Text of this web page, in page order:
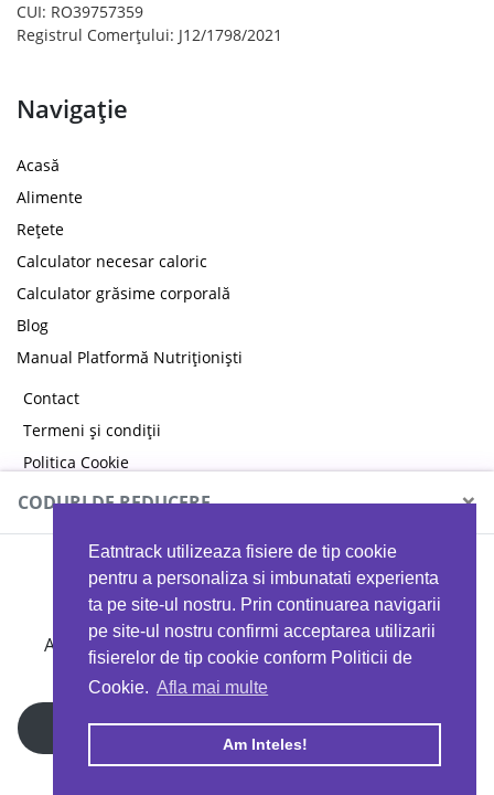
Eatntrack utilizeaza fisiere de tip cookie
pentru a personaliza si imbunatati experienta
ta pe site-ul nostru. Prin continuarea navigarii
pe site-ul nostru confirmi acceptarea utilizarii
fisierelor de tip cookie conform Politicii de
Cookie. Afla mai multe
Am Inteles!
CUI: RO39757359
Registrul Comerțului: J12/1798/2021
Navigație
Acasă
Alimente
Rețete
Calculator necesar caloric
Calculator grăsime corporală
Blog
Manual Platformă Nutriționiști
Contact
Termeni și condiții
Politica Cookie
Politica de confidențialitate
Copyright © 2026 EAT & TRACK S.R.L
CODURI DE REDUCERE ×
MYPROTEIN
Ai 40%reducere la orice comandă folosind codul
EATTRACK
Profită acum